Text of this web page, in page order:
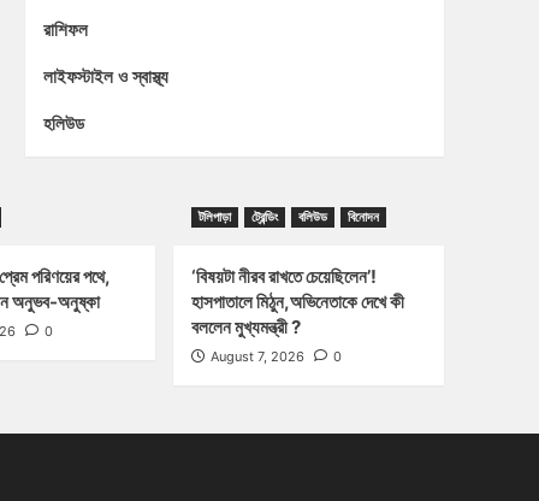
রাশিফল
লাইফস্টাইল ও স্বাস্থ্য
হলিউড
পরিণয়ের পথে,
অনুভব-অনুষ্কা
0
টলিপাড়া ট্রেন্ডিং বলিউড বিনোদন
‘বিষয়টা নীরব রাখতে চেয়েছিলেন’!
হাসপাতালে মিঠুন,অভিনেতাকে দেখে কী
বললেন মুখ্যমন্ত্রী ?
August 7, 2026 0